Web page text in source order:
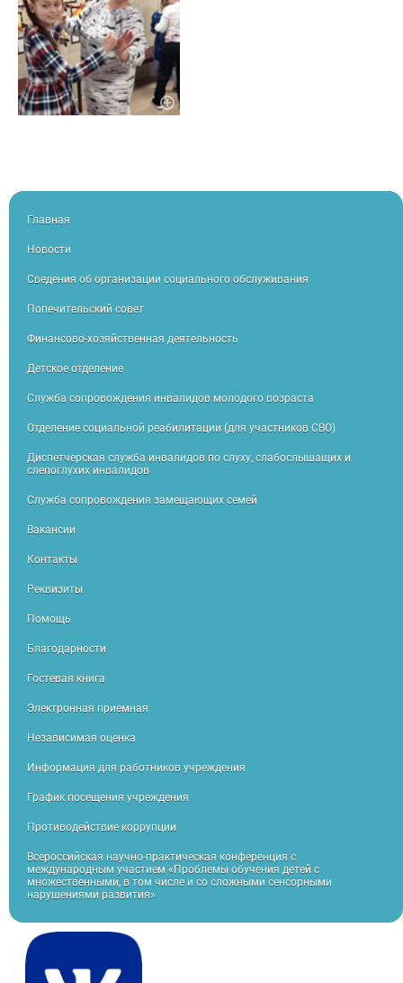
Главная
Новости
Сведения об организации социального обслуживания
Попечительский совет
Финансово-хозяйственная деятельность
Детское отделение
Служба сопровождения инвалидов молодого возраста
Отделение социальной реабилитации (для участников СВО)
Диспетчерская служба инвалидов по слуху, слабослышащих и
слепоглухих инвалидов
Служба сопровождения замещающих семей
Вакансии
Контакты
Реквизиты
Помощь
Благодарности
Гостевая книга
Электронная приемная
Независимая оценка
Информация для работников учреждения
График посещения учреждения
Противодействие коррупции
Всероссийская научно-практическая конференция с
международным участием «Проблемы обучения детей с
множественными, в том числе и со сложными сенсорными
нарушениями развития»